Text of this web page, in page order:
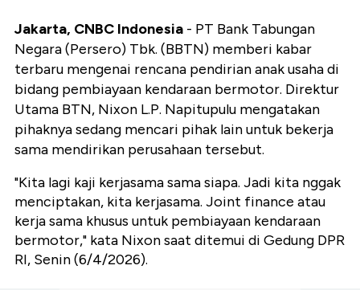
Jakarta, CNBC Indonesia - PT Bank Tabungan
Negara (Persero) Tbk. (BBTN) memberi kabar
terbaru mengenai rencana pendirian anak usaha di
bidang pembiayaan kendaraan bermotor. Direktur
Utama BTN, Nixon L.P. Napitupulu mengatakan
pihaknya sedang mencari pihak lain untuk bekerja
sama mendirikan perusahaan tersebut.
"Kita lagi kaji kerjasama sama siapa. Jadi kita nggak
menciptakan, kita kerjasama. Joint finance atau
kerja sama khusus untuk pembiayaan kendaraan
bermotor," kata Nixon saat ditemui di Gedung DPR
RI, Senin (6/4/2026).